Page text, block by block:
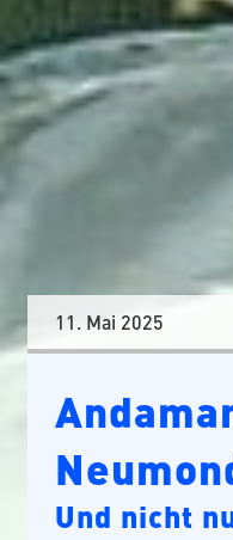
11. Mai 2025
Und nicht